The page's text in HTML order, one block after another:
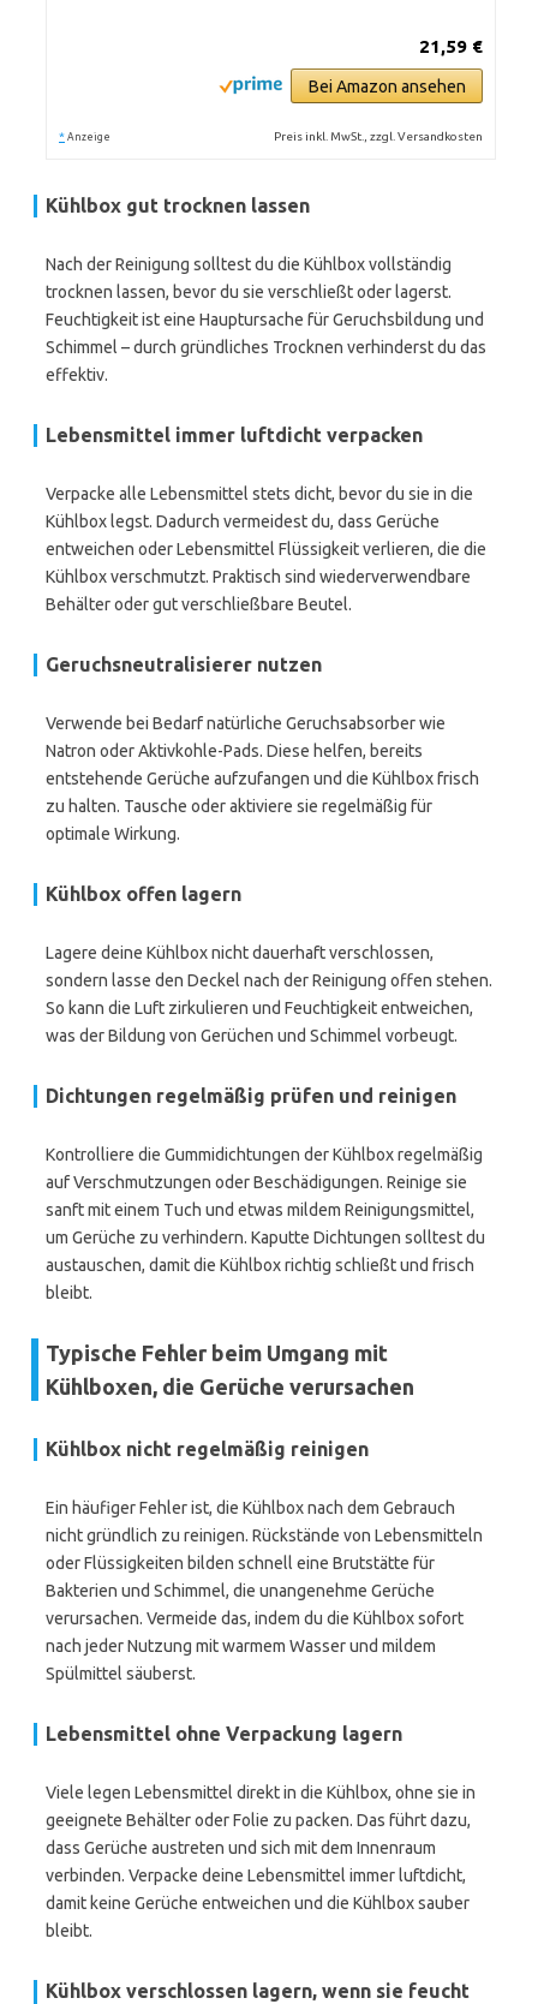
21,59 €
Bei Amazon ansehen
* Anzeige Preis inkl. MwSt., zzgl. Versandkosten
Kühlbox gut trocknen lassen
Nach der Reinigung solltest du die Kühlbox vollständig
trocknen lassen, bevor du sie verschließt oder lagerst.
Feuchtigkeit ist eine Hauptursache für Geruchsbildung und
Schimmel – durch gründliches Trocknen verhinderst du das
effektiv.
Lebensmittel immer luftdicht verpacken
Verpacke alle Lebensmittel stets dicht, bevor du sie in die
Kühlbox legst. Dadurch vermeidest du, dass Gerüche
entweichen oder Lebensmittel Flüssigkeit verlieren, die die
Kühlbox verschmutzt. Praktisch sind wiederverwendbare
Behälter oder gut verschließbare Beutel.
Geruchsneutralisierer nutzen
Verwende bei Bedarf natürliche Geruchsabsorber wie
Natron oder Aktivkohle-Pads. Diese helfen, bereits
entstehende Gerüche aufzufangen und die Kühlbox frisch
zu halten. Tausche oder aktiviere sie regelmäßig für
optimale Wirkung.
Kühlbox offen lagern
Lagere deine Kühlbox nicht dauerhaft verschlossen,
sondern lasse den Deckel nach der Reinigung offen stehen.
So kann die Luft zirkulieren und Feuchtigkeit entweichen,
was der Bildung von Gerüchen und Schimmel vorbeugt.
Dichtungen regelmäßig prüfen und reinigen
Kontrolliere die Gummidichtungen der Kühlbox regelmäßig
auf Verschmutzungen oder Beschädigungen. Reinige sie
sanft mit einem Tuch und etwas mildem Reinigungsmittel,
um Gerüche zu verhindern. Kaputte Dichtungen solltest du
austauschen, damit die Kühlbox richtig schließt und frisch
bleibt.
Typische Fehler beim Umgang mit
Kühlboxen, die Gerüche verursachen
Kühlbox nicht regelmäßig reinigen
Ein häufiger Fehler ist, die Kühlbox nach dem Gebrauch
nicht gründlich zu reinigen. Rückstände von Lebensmitteln
oder Flüssigkeiten bilden schnell eine Brutstätte für
Bakterien und Schimmel, die unangenehme Gerüche
verursachen. Vermeide das, indem du die Kühlbox sofort
nach jeder Nutzung mit warmem Wasser und mildem
Spülmittel säuberst.
Lebensmittel ohne Verpackung lagern
Viele legen Lebensmittel direkt in die Kühlbox, ohne sie in
geeignete Behälter oder Folie zu packen. Das führt dazu,
dass Gerüche austreten und sich mit dem Innenraum
verbinden. Verpacke deine Lebensmittel immer luftdicht,
damit keine Gerüche entweichen und die Kühlbox sauber
bleibt.
Kühlbox verschlossen lagern, wenn sie feucht